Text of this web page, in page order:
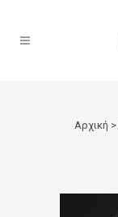
Αρχική >